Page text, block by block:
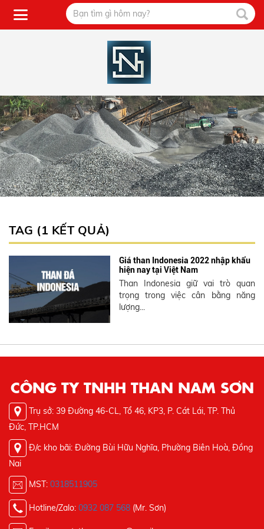
TAG (1 KẾT QUẢ)
Giá than Indonesia 2022 nhập khẩu
hiện nay tại Việt Nam
Than Indonesia giữ vai trò quan
trọng trong việc cân bằng năng
lượng...
CÔNG TY TNHH THAN NAM SƠN
Trụ sở: 39 Đường 46-CL, Tổ 46, KP3, P. Cát Lái, TP. Thủ
Đức, TP.HCM
Đ/c kho bãi: Đường Bùi Hữu Nghĩa, Phường Biên Hoà, Đồng
Nai
MST: 0318511905
Hotline/Zalo: 0932 087 568 (Mr. Sơn)